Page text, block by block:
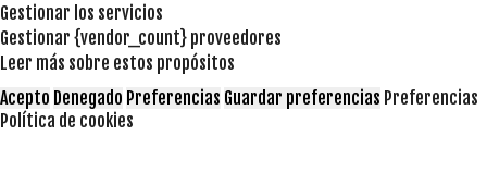
Gestionar los servicios
Gestionar {vendor_count} proveedores
Leer más sobre estos propósitos
Acepto Denegado Preferencias Guardar preferencias Preferencias
Política de cookies